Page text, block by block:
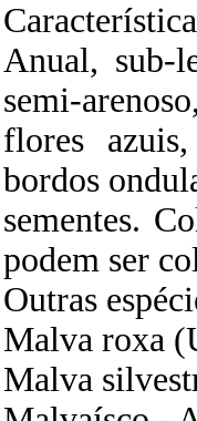
Anual, sub-
semi-
flores
bordos
sementes.
podem ser
Outras
Malva roxa
Malva